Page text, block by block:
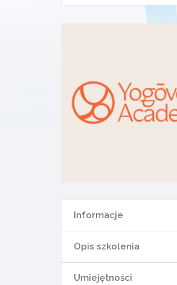
Informacje
Opis szkolenia
Umiejętności